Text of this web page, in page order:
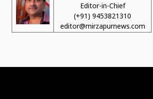
Editor-in-Chief
(+91) 9453821310
editor@mirzapurnews.com